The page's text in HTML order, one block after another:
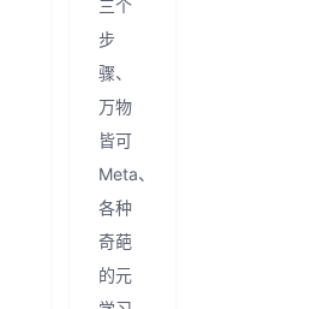
三个
步
骤、
万物
皆可
Meta、
各种
奇葩
的元